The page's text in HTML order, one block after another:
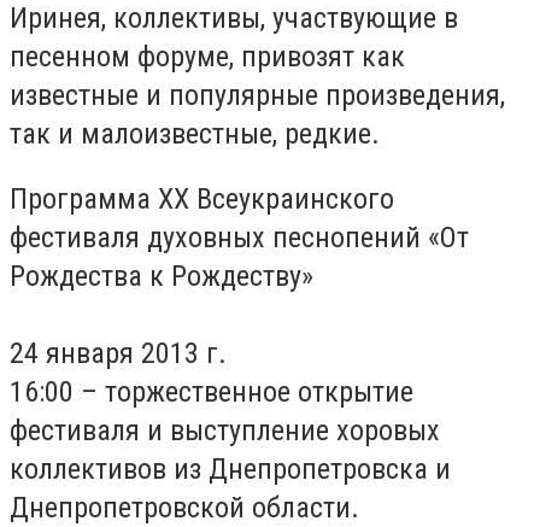
Иринея, коллективы, участвующие в
песенном форуме, привозят как
известные и популярные произведения,
так и малоизвестные, редкие.
Программа XX Всеукраинского
фестиваля духовных песнопений «От
Рождества к Рождеству»
24 января 2013 г.
16:00 – торжественное открытие
фестиваля и выступление хоровых
коллективов из Днепропетровска и
Днепропетровской области.